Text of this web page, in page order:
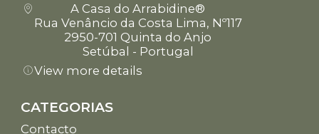
A Casa do Arrabidine®
Rua Venâncio da Costa Lima, Nº117
2950-701 Quinta do Anjo
Setúbal - Portugal
View more details
CATEGORIAS
Contacto